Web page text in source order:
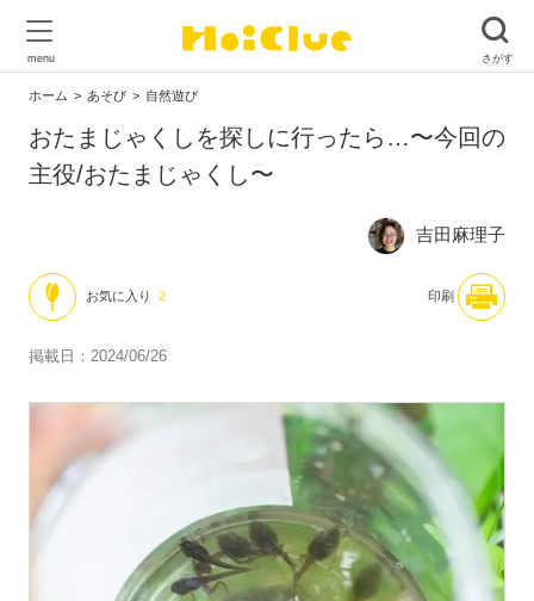
ホーム あそび 自然遊び
おたまじゃくしを探しに行ったら…〜今回の
主役/おたまじゃくし〜
吉田麻理子
お気に入り 2 印刷
掲載日：2024/06/26